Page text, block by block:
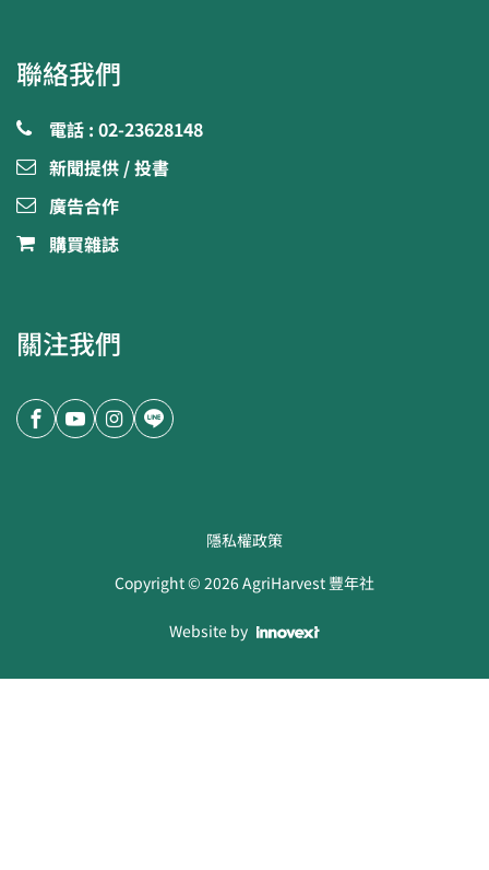
聯絡我們
電話 : 02-23628148
新聞提供 / 投書
廣告合作
購買雜誌
關注我們
隱私權政策
Copyright ©2026AgriHarvest 豐年社
Website by